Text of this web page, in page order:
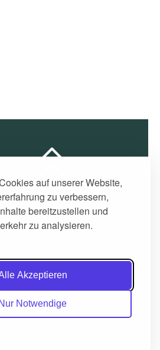
auf unserer Website,
zu verbessern,
bereitzustellen und
zu analysieren.
Akzeptieren
Nur Notwendige